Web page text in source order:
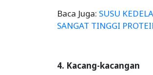
Baca Juga: SUSU
SANGAT TINGGI
4. Kacang-kacangan